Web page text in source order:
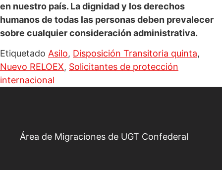
en nuestro país. La dignidad y los derechos
humanos de todas las personas deben prevalecer
sobre cualquier consideración administrativa.
Etiquetado Asilo, Disposición Transitoria quinta,
Nuevo RELOEX, Solicitantes de protección
internacional
Área de Migraciones de UGT Confederal